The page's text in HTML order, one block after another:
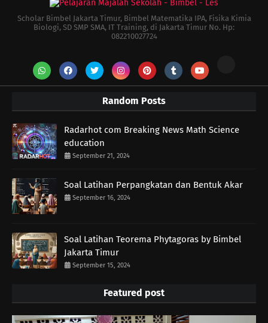
Scholar Bimbel Jakarta Timur, Bimbel Matematika IPA, Fisika Kimia
Biologi, SD SMP SMA, IT Training, di Jakarta Timur No. Hp:
082210027724
Random Posts
Radarhot com Breaking News Math Science
education
September 21, 2024
Soal Latihan Perpangkatan dan Bentuk Akar
September 16, 2024
Soal Latihan Teorema Phytagoras by Bimbel
Jakarta Timur
September 15, 2024
Featured post